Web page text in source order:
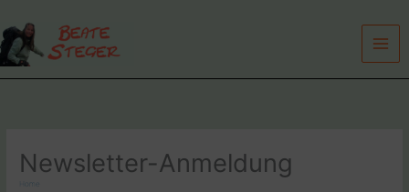
Inhalt
springen
Newsletter-Anmeldung
Home